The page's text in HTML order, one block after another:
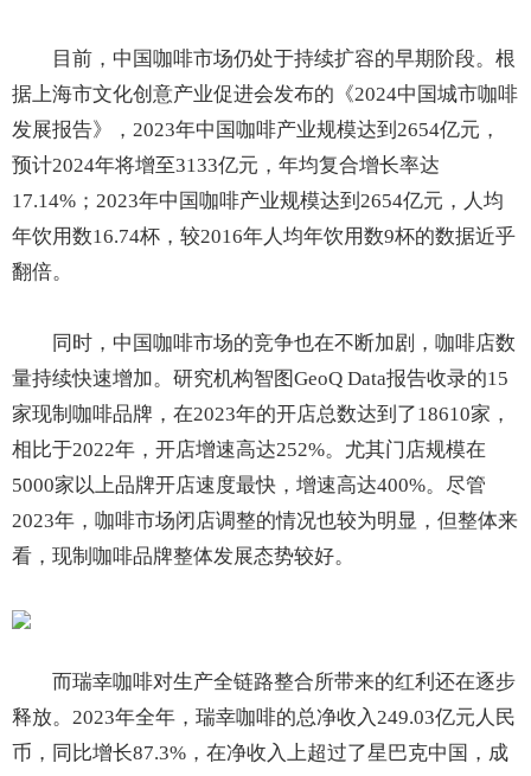
目前，中国咖啡市场仍处于持续扩容的早期阶段。根
据上海市文化创意产业促进会发布的《2024中国城市咖啡
发展报告》，2023年中国咖啡产业规模达到2654亿元，
预计2024年将增至3133亿元，年均复合增长率达
17.14%；2023年中国咖啡产业规模达到2654亿元，人均
年饮用数16.74杯，较2016年人均年饮用数9杯的数据近乎
翻倍。
同时，中国咖啡市场的竞争也在不断加剧，咖啡店数
量持续快速增加。研究机构智图GeoQ Data报告收录的15
家现制咖啡品牌，在2023年的开店总数达到了18610家，
相比于2022年，开店增速高达252%。尤其门店规模在
5000家以上品牌开店速度最快，增速高达400%。尽管
2023年，咖啡市场闭店调整的情况也较为明显，但整体来
看，现制咖啡品牌整体发展态势较好。
而瑞幸咖啡对生产全链路整合所带来的红利还在逐步
释放。2023年全年，瑞幸咖啡的总净收入249.03亿元人民
币，同比增长87.3%，在净收入上超过了星巴克中国，成